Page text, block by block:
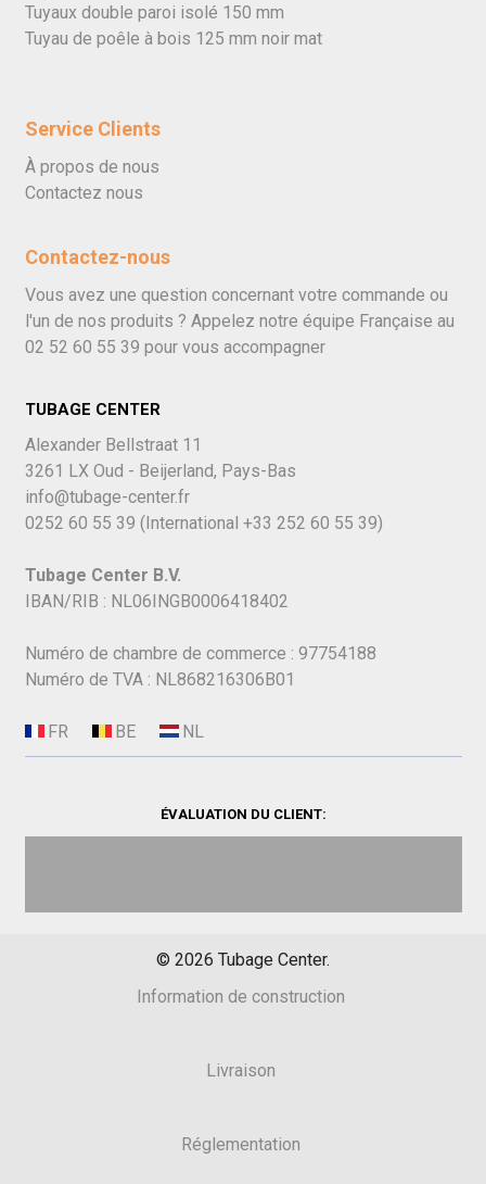
Tuyaux double paroi isolé 150 mm
Tuyau de poêle à bois 125 mm noir mat
Service Clients
À propos de nous
Contactez nous
Contactez-nous
Vous avez une question concernant votre commande ou
l'un de nos produits ? Appelez notre équipe Française au
02 52 60 55 39 pour vous accompagner
TUBAGE CENTER
Alexander Bellstraat 11
3261 LX Oud - Beijerland, Pays-Bas
info@tubage-center.fr
0252 60 55 39 (International +33 252 60 55 39)
Tubage Center B.V.
IBAN/RIB : NL06INGB0006418402
Numéro de chambre de commerce : 97754188
Numéro de TVA : NL868216306B01
ÉVALUATION DU CLIENT:
© 2026 Tubage Center.
Information de construction
Livraison
Réglementation